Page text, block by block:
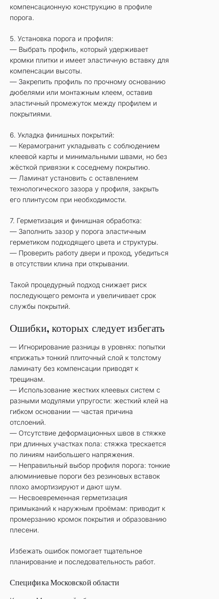
компенсационную конструкцию в профиле
порога.
5. Установка порога и профиля:
— Выбрать профиль, который удерживает
кромки плитки и имеет эластичную вставку для
компенсации высоты.
— Закрепить профиль по прочному основанию
дюбелями или монтажным клеем, оставив
эластичный промежуток между профилем и
покрытиями.
6. Укладка финишных покрытий:
— Керамогранит укладывать с соблюдением
клеевой карты и минимальными швами, но без
жёсткой привязки к соседнему покрытию.
— Ламинат установить с оставлением
технологического зазора у профиля, закрыть
его плинтусом при необходимости.
7. Герметизация и финишная обработка:
— Заполнить зазор у порога эластичным
герметиком подходящего цвета и структуры.
— Проверить работу двери и проход, убедиться
в отсутствии клина при открывании.
Такой процедурный подход снижает риск
последующего ремонта и увеличивает срок
службы покрытий.
Ошибки, которых следует избегать
— Игнорирование разницы в уровнях: попытки
«прижать» тонкий плиточный слой к толстому
ламинату без компенсации приводят к
трещинам.
— Использование жестких клеевых систем с
разными модулями упругости: жесткий клей на
гибком основании — частая причина
отслоений.
— Отсутствие деформационных швов в стяжке
при длинных участках пола: стяжка трескается
по линиям наибольшего напряжения.
— Неправильный выбор профиля порога: тонкие
алюминиевые пороги без резиновых вставок
плохо амортизируют и дают шум.
— Несвоевременная герметизация
примыканий к наружным проёмам: приводит к
промерзанию кромок покрытия и образованию
плесени.
Избежать ошибок помогает тщательное
планирование и последовательность работ.
Специфика Московской области